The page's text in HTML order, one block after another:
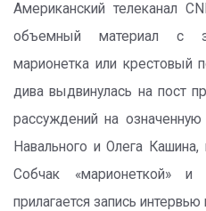
Американский телеканал
объемный материал с
марионетка или крестовый
дива выдвинулась на пост
рассуждений на
Навального и Олега
Собчак «марионеткой»
прилагается запись интервью